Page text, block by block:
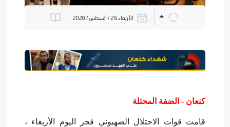
الأربعاء 26 / أغسطس / 2020
كنعان - الضفة المحتلة
قامت قوات الاحتلال الصهيوني فجر اليوم الأربعاء ،